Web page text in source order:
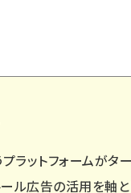
ラットフォームがタ
ール広告の活用を軸